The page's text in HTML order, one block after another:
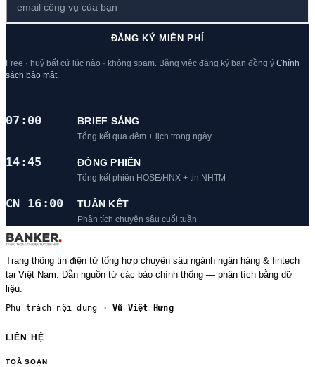
ĐĂNG KÝ MIỄN PHÍ
Free · huỷ bất cứ lúc nào · không spam. Bằng việc đăng ký bạn đồng ý Chính
sách bảo mật
07:00 BRIEF SÁNG
Tổng kết qua đêm + lịch trong ngày
14:45 ĐÓNG PHIÊN
Tổng kết phiên HOSE/HNX + tin NHTM
CN 16:00 TUẦN KẾT
Phân tích chuyên sâu cuối tuần
Trang thông tin điện tử tổng hợp chuyên sâu ngành ngân hàng & fintech
tại Việt Nam. Dẫn nguồn từ các báo chính thống — phân tích bằng dữ
liệu.
Phụ trách nội dung ·Vũ Việt Hưng
LIÊN HỆ
TOÀ SOẠN